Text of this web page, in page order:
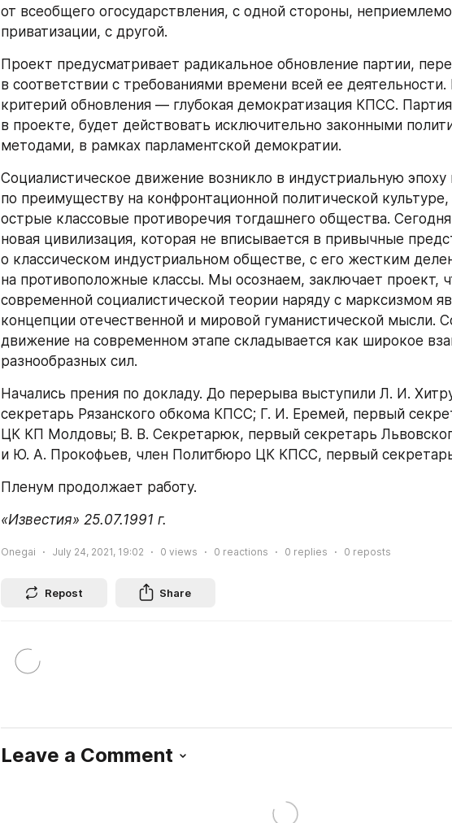
от всеобщего огосударствления, с одной стороны,
приватизации, с другой.
Проект предусматривает радикальное обновление партии,
в соответствии с требованиями времени всей ее
критерий обновления — глубокая демократизация КПСС.
в проекте, будет действовать исключительно законными
методами, в рамках парламентской демократии.
Социалистическое движение возникло в индустриальную эпоху
по преимуществу на конфронтационной политической
острые классовые противоречия тогдашнего общества.
новая цивилизация, которая не вписывается в привычные
о классическом индустриальном обществе, с его жестким
на противоположные классы. Мы осознаем, заключает проект,
современной социалистической теории наряду с марксизмом
концепции отечественной и мировой гуманистической мысли.
движение на современном этапе складывается как широкое
разнообразных сил.
Начались прения по докладу. До перерыва выступили Л. И.
секретарь Рязанского обкома КПСС; Г. И. Еремей, первый
ЦК КП Молдовы; В. В. Секретарюк, первый секретарь
и Ю. А. Прокофьев, член Политбюро ЦК КПСС, первый
Пленум продолжает работу.
«Известия» 25.07.1991 г.
Onegai July 24, 2021, 19:02 0 views 0 reactions 0 replies 0 reposts
Repost Share
Leave a Comment